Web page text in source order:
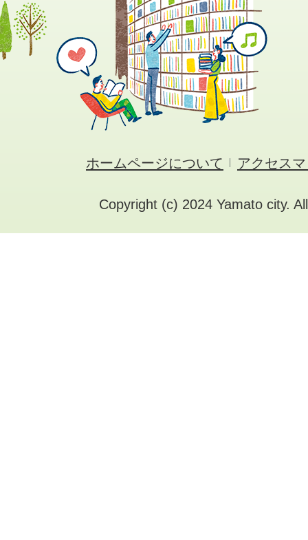
ホームページについて アクセス
Copyright (c) 2024 Yamato city.